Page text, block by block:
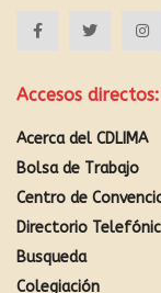
Accesos directos:
Acerca del CDLIMA
Bolsa de Trabajo
Centro de
Directorio
Busqueda
Colegiación